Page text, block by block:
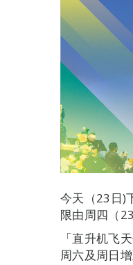
今天（23日)
限由周四（
「直升机飞
周六及周日